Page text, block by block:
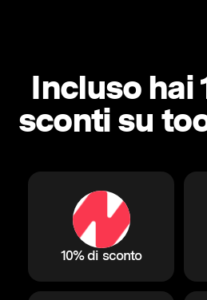
Incluso hai
sconti su
10% di sconto